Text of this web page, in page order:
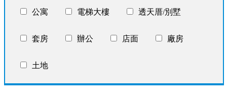
公寓 電梯大樓 透天厝/別墅
套房 辦公 店面 廠房
土地